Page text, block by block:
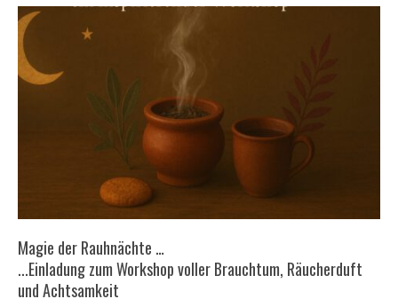
Magie der Rauhnächte …
...Einladung zum Workshop voller Brauchtum, Räucherduft
und Achtsamkeit